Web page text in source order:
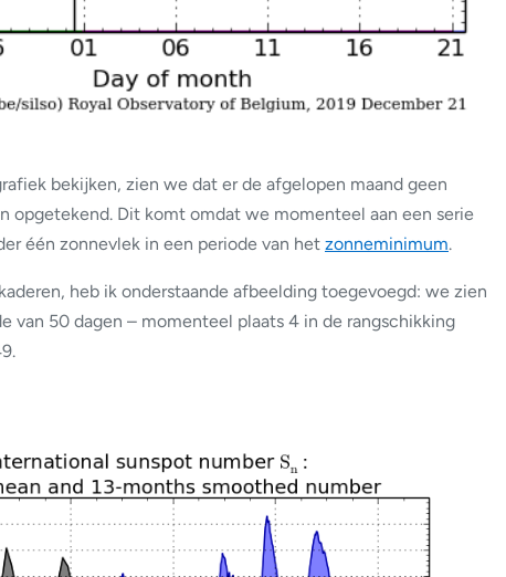
bekijken, zien we dat er de afgelopen maand geen
opgetekend. Dit komt omdat we momenteel aan een serie
één zonnevlek in een periode van het zonneminimum.
heb ik onderstaande afbeelding toegevoegd: we zien
van 50 dagen – momenteel plaats 4 in de rangschikking